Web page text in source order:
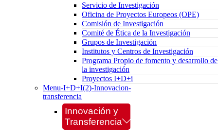
Servicio de Investigación
Oficina de Proyectos Europeos (OPE)
Comisión de Investigación
Comité de Ética de la Investigación
Grupos de Investigación
Institutos y Centros de Investigación
Programa Propio de fomento y desarrollo de
la investigación
Proyectos I+D+i
Menu-I+D+I(2)-Innovacion-
transferencia
Innovación y
Transferencia